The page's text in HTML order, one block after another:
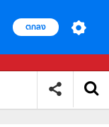
ตกลง